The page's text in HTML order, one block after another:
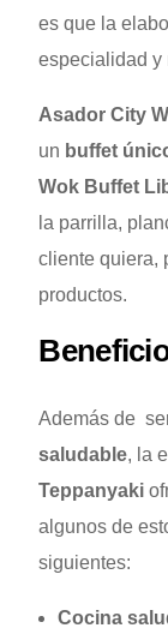
es que la
especialidad y
Asador City
un buffet
Wok Buffet
la parrilla,
cliente quiera,
productos.
Además de
saludable, la
Teppanyaki
algunos de
siguientes:
Cocina